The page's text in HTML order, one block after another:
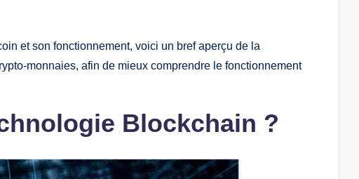
et son fonctionnement, voici un bref aperçu de la
monnaies, afin de mieux comprendre le fonctionnement
Blockchain ?